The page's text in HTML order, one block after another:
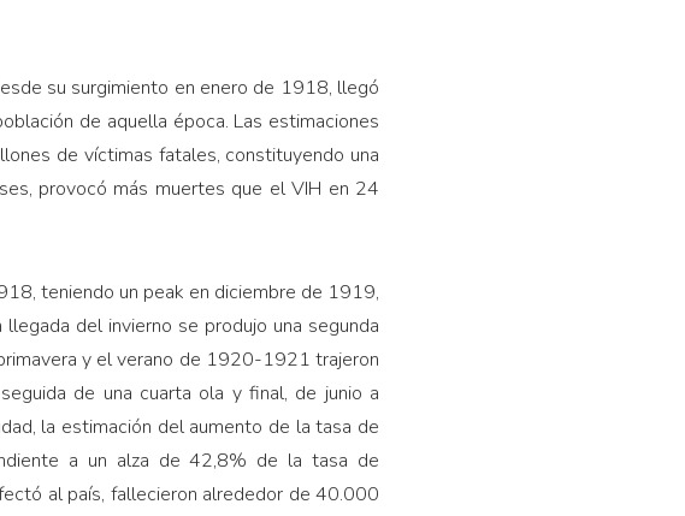
su surgimiento en enero de 1918, llegó
de aquella época. Las estimaciones
de víctimas fatales, constituyendo una
provocó más muertes que el VIH en 24
teniendo un peak en diciembre de 1919,
del invierno se produjo una segunda
y el verano de 1920-1921 trajeron
de una cuarta ola y final, de junio a
la estimación del aumento de la tasa de
a un alza de 42,8% de la tasa de
al país, falle­cieron alrededor de 40.000